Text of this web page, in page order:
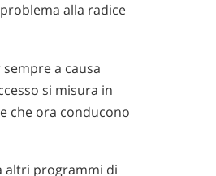
alla radice
a causa
si misura in
che ora conducono
altri programmi di